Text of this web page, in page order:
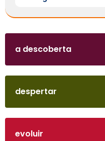
a descoberta
despertar
evoluir